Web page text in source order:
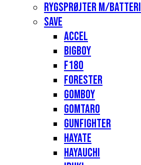
Rygsprøjter m/batteri
Save
Accel
Bigboy
F180
Forester
Gomboy
Gomtaro
Gunfighter
Hayate
Hayauchi